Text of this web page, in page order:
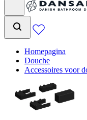
Homepagina
Douche
Accessoires voor